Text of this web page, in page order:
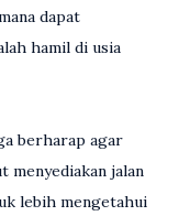
dapat
hamil di usia
berharap agar
menyediakan jalan
lebih mengetahui